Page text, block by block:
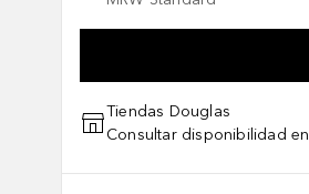
Tiendas Douglas
Consultar disponibilidad